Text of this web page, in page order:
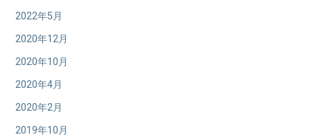
2022年5月
2020年12月
2020年10月
2020年4月
2020年2月
2019年10月